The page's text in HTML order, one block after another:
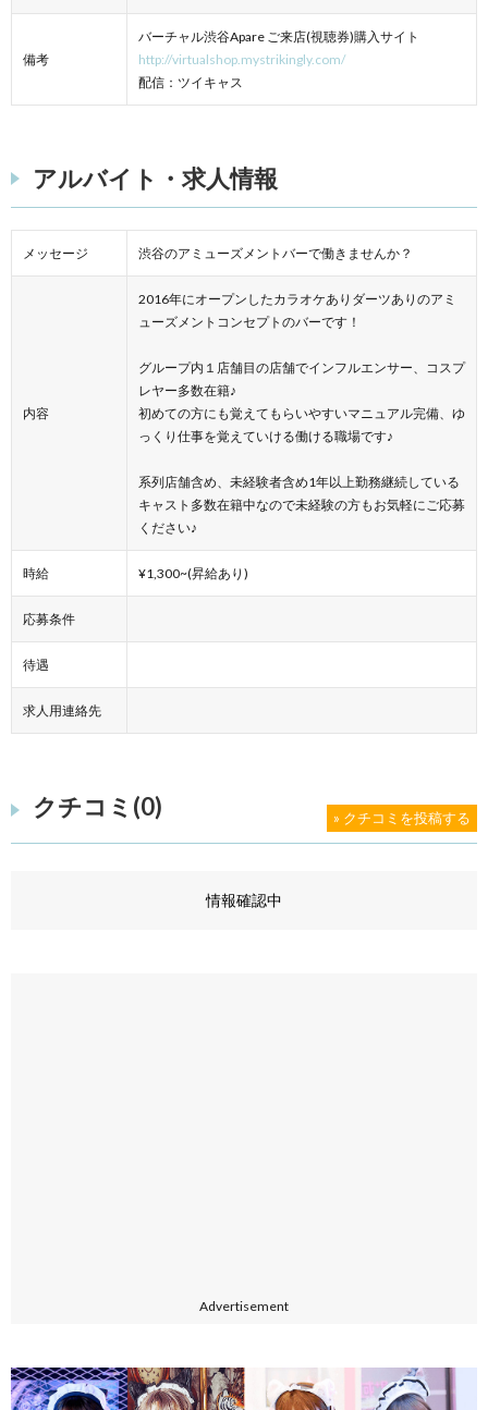
備考
バーチャル渋谷Apare ご来店(視聴券)購入サイト
http://virtualshop.mystrikingly.com/
配信：ツイキャス
アルバイト・求人情報
メッセージ 渋谷のアミューズメントバーで働きませんか？
内容
2016年にオープンしたカラオケありダーツありのアミ
ューズメントコンセプトのバーです！
グループ内１店舗目の店舗でインフルエンサー、コスプ
レヤー多数在籍♪
初めての方にも覚えてもらいやすいマニュアル完備、ゆ
っくり仕事を覚えていける働ける職場です♪
系列店舗含め、未経験者含め1年以上勤務継続している
キャスト多数在籍中なので未経験の方もお気軽にご応募
ください♪
時給 ¥1,300~(昇給あり)
応募条件
待遇
求人用連絡先
クチコミ(0) » クチコミを投稿する
情報確認中
Advertisement